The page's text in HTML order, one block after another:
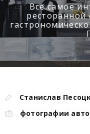
Все самое
Станислав
фотографии